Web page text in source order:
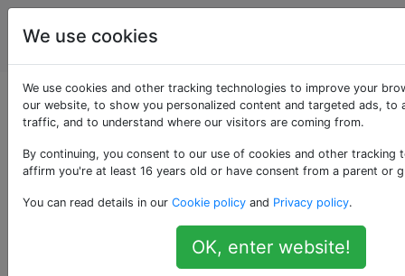
Informatique
théorique
Les problèmes
complets
À l' heure actuelle, la résolution soit une
problème -complete ou un PSPAC
problème -complete est impossible dans le
We use cookies
We use cookies and other tracking technologies to improve your
our website, to show you personalized content and targeted ads, to
traffic, and to understand where our visitors are coming from.
By continuing, you consent to our use of cookies and other tracking
affirm you're at least 16 years old or have consent from a parent or
You can read details in our Cookie policy and Privacy policy.
OK, enter website!